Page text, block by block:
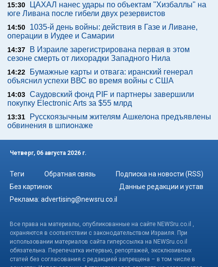
15:30
ЦАХАЛ нанес удары по объектам "Хизбаллы" на
юге Ливана после гибели двух резервистов
14:50
1035-й день войны: действия в Газе и Ливане,
операции в Иудее и Самарии
14:37
В Израиле зарегистрирована первая в этом
сезоне смерть от лихорадки Западного Нила
14:22
Бумажные карты и отвага: иранский генерал
объяснил успехи ВВС во время войны с США
14:03 Саудовский фонд PIF и партнеры завершили
покупку Electronic Arts за $55 млрд
13:31
Русскоязычным жителям Ашкелона предъявлены
обвинения в шпионаже
Четверг, 06 августа 2026 г.
Теги Обратная связь
Подписка на новости (RSS)
Без картинок
Данные редакции и устав
Реклама: advertising@newsru.co.il
Все права на материалы, опубликованные на сайте NEWSru.co.il ,
охраняются в соответствии с законодательством Израиля. При
использовании материалов сайта гиперссылка на NEWSru.co.il
обязательна. Перепечатка интервью, репортажей, эксклюзивных
статей без согласования с редакцией запрещена – в том числе в